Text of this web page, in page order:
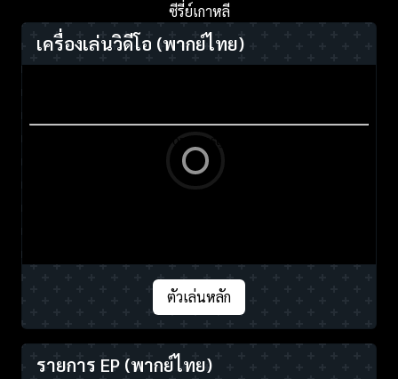
ซีรี่ย์เกาหลี
เครื่องเล่นวิดีโอ (พากย์ไทย)
ตัวเล่นหลัก
รายการ EP (พากย์ไทย)